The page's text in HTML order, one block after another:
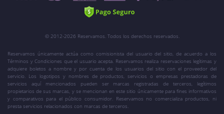
© 2012-2026 Reservamos. Todos los derechos reservados.
Reservamos únicamente actúa como comisionista del usuario del sitio, de acuerdo a los
Términos y Condiciones que el usuario acepta. Reservamos realiza reservaciones legítimas y
adquiere boletos a nombre y por cuenta de los usuarios del sitio con el proveedor del
servicio. Los logotipos y nombres de productos, servicios o empresas prestadoras de
servicios aquí mencionados pueden ser marcas registradas de terceros, legítimos
propietarios de sus marcas, y se mencionan en este sitio únicamente para fines informativos
y comparativos para el público consumidor. Reservamos no comercializa productos, ni
presta servicios relacionados con marcas de terceros.